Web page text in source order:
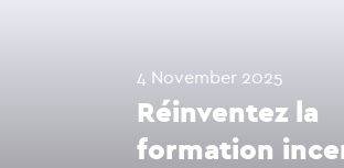
4 November 2025
Réinventez la
formation